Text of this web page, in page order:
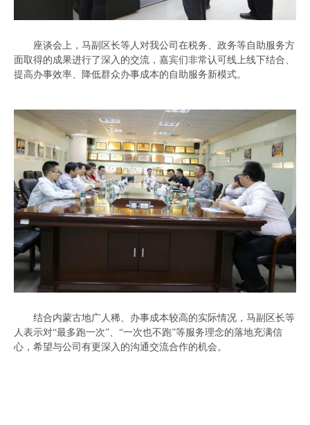
座谈会上，马副区长等人对我公司在税务、政务等自助服务方
面取得的成果进行了深入的交流，嘉宾们非常认可线上线下结合、
提高办事效率、降低群众办事成本的自助服务新模式。
结合内蒙古地广人稀、办事成本较高的实际情况，马副区长等
人表示对“最多跑一次”、“一次也不跑”等服务理念的落地充满信
心，希望与公司有更深入的沟通交流合作的机会。